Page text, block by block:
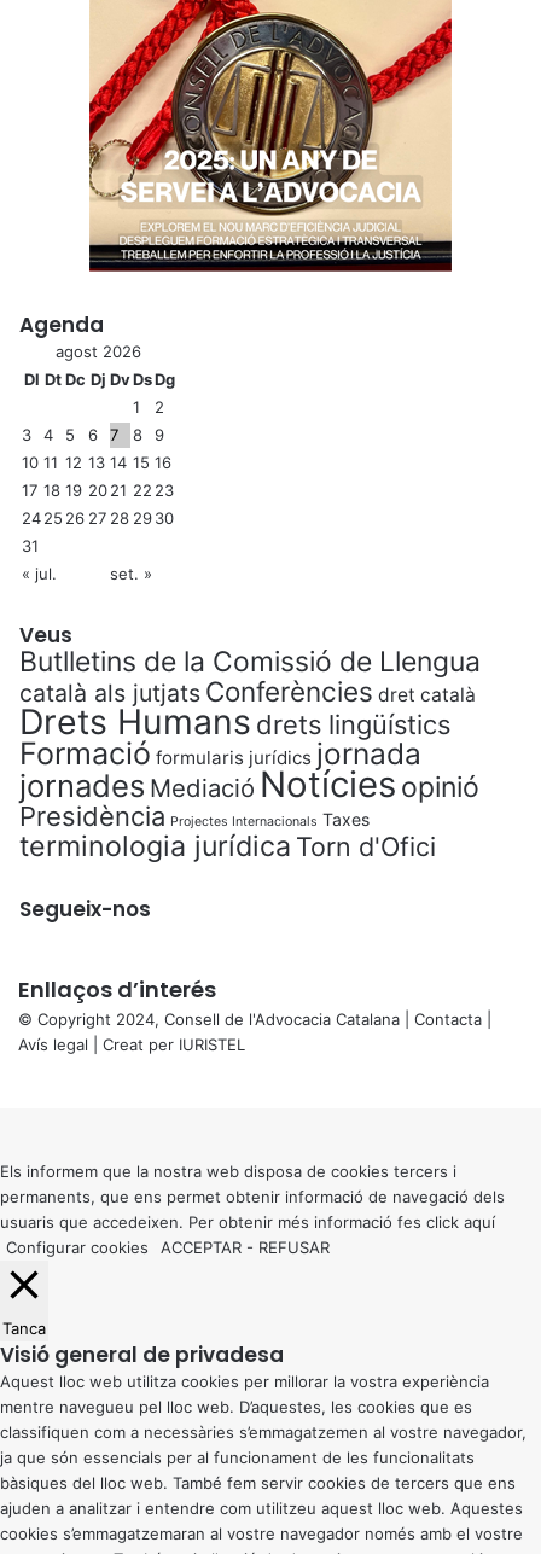
Agenda
agost 2026
Dl DtDc Dj DvDsDg
1
2
3
4 5 6 7 8
9
10 11 12 13 14 15 16
17 18 19 2021 22 23
2425 26 27 28 2930
31
« jul.
set. »
Veus
Butlletins de la Comissió de Llengua
català als jutjats Conferències dret català
Drets Humans drets lingüístics
Formació formularis jurídics jornada
jornades Mediació Notícies opinió
Presidència Projectes Internacionals Taxes
terminologia jurídica Torn d'Ofici
Segueix-nos
Enllaços d’interés
© Copyright 2024, Consell de l'Advocacia Catalana | Contacta
Avís legal | Creat per IURISTEL
button
Els informem que la nostra web disposa de cookies tercers i
permanents, que ens permet obtenir informació de navegació dels
usuaris que accedeixen. Per obtenir més informació fes click aquí
Configurar cookies
ACCEPTAR - REFUSAR
Tanca
Visió general de privadesa
Aquest lloc web utilitza cookies per millorar la vostra experiència
mentre navegueu pel lloc web. D’aquestes, les cookies que es
classifiquen com a necessàries s’emmagatzemen al vostre navegador,
ja que són essencials per al funcionament de les funcionalitats
bàsiques del lloc web. També fem servir cookies de tercers que ens
ajuden a analitzar i entendre com utilitzeu aquest lloc web. Aquestes
cookies s’emmagatzemaran al vostre navegador només amb el vostre